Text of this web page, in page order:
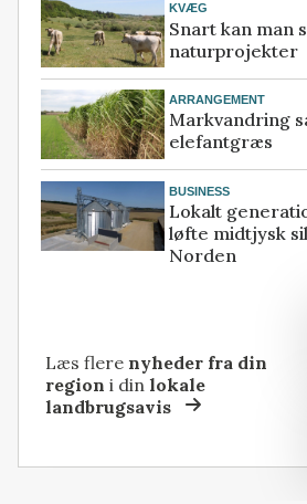
KVÆG
Snart kan man
naturprojekter
ARRANGEMENT
Markvandring
elefantgræs
BUSINESS
Lokalt
løfte midtjysk
Norden
Læs flere nyheder fra din
region i dinlokale
landbrugsavis